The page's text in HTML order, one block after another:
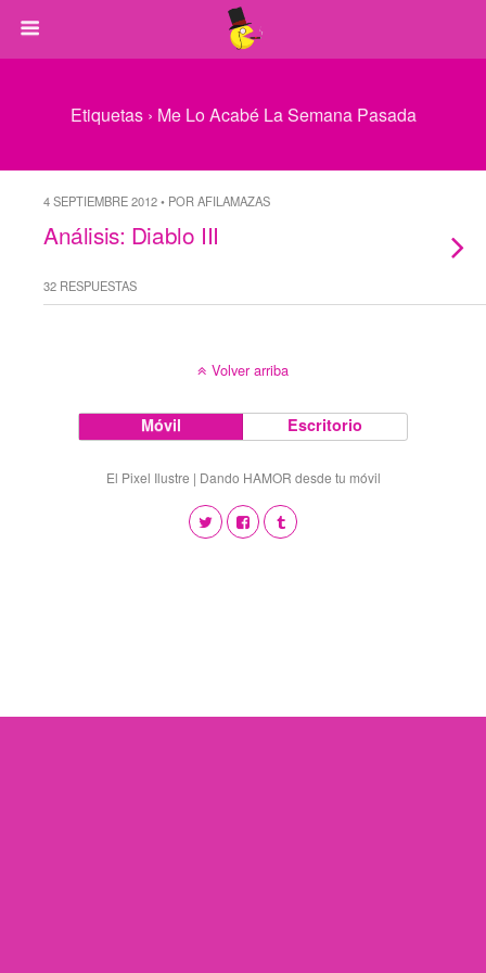
Etiquetas › Me Lo Acabé La Semana Pasada
4 SEPTIEMBRE 2012 • POR AFILAMAZAS
Análisis: Diablo III
32 RESPUESTAS
Volver arriba
Móvil Escritorio
El Pixel Ilustre | Dando HAMOR desde tu móvil